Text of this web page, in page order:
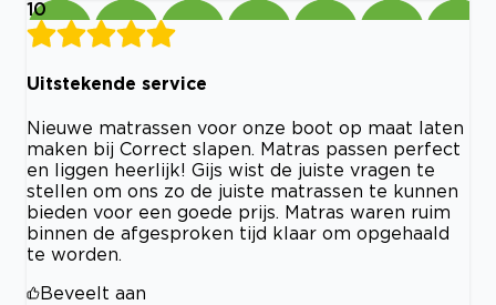
10
Uitstekende service
Nieuwe matrassen voor onze boot op maat laten
maken bij Correct slapen. Matras passen perfect
en liggen heerlijk! Gijs wist de juiste vragen te
stellen om ons zo de juiste matrassen te kunnen
bieden voor een goede prijs. Matras waren ruim
binnen de afgesproken tijd klaar om opgehaald
te worden.
Beveelt aan